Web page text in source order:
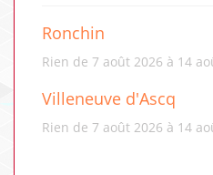
Ronchin
Rien de 7 août 2026 à 14
Villeneuve d'Ascq
Rien de 7 août 2026 à 14